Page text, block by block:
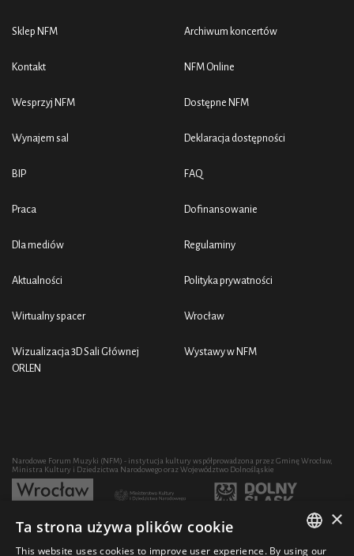
Sklep NFM
Kontakt
Wesprzyj NFM
Wynajem sal
BIP
Praca
Dla mediów
Aktualności
Wirtualny spacer
Wizualizacja 3D Sali Głównej
ORLEN
Archiwum koncertów
NFM Online
Dostępne NFM
Deklaracja dostępności
FAQ
Dofinansowanie
Regulaminy
Polityka prywatności
Wrocław
Wystawy w NFM
Narodowe Forum Muzyki (NFM) - instytucja kultury współprowadzona przez Gminę Wrocław,
Ministra Kultury i Dziedzictwa Narodowego oraz Województwo Dolnośląskie
Rozwój działalności artystycznej i edukacyjnej NFM poprzez zakup sprzętu współfinansowany
×
Ta strona używa plików cookie
This website uses cookies to improve user experience. By using our